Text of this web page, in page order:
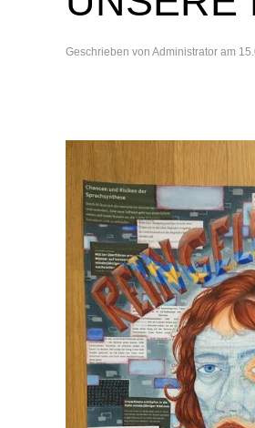
Geschrieben von Administrator am